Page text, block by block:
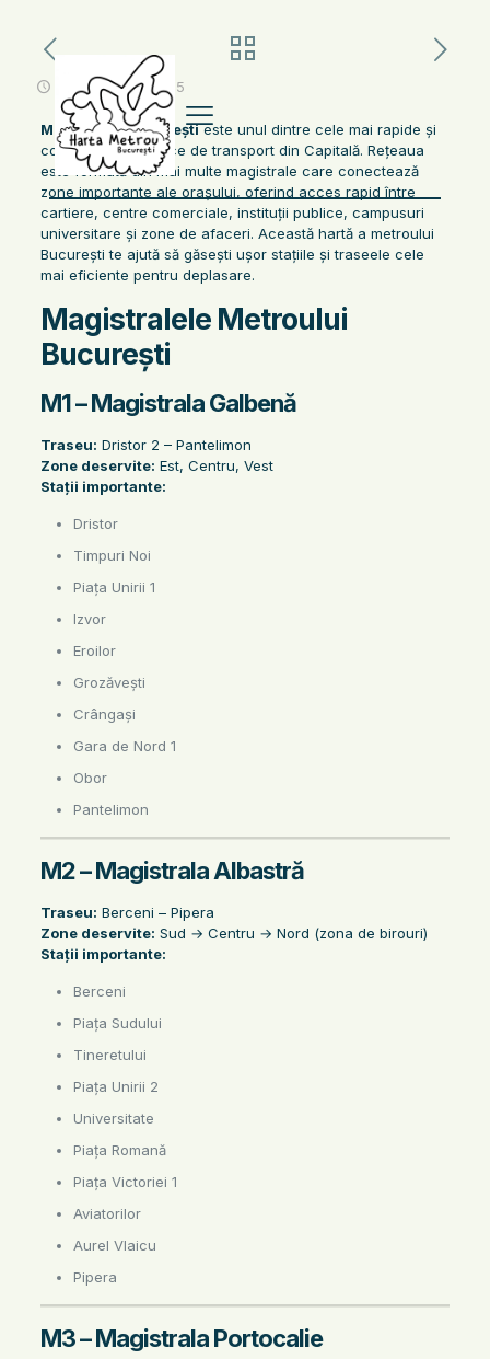
noiembrie 13, 2025
Metroul din Bucureștieste unul dintre cele mai rapide și
convenabile mijloace de transport din Capitală. Rețeaua
este formată din mai multe magistrale care conectează
zone importante ale orașului, oferind acces rapid între
cartiere, centre comerciale, instituții publice, campusuri
universitare și zone de afaceri. Această hartă a metroului
București te ajută să găsești ușor stațiile și traseele cele
mai eficiente pentru deplasare.
Magistralele Metroului
București
M1 – Magistrala Galbenă
Traseu: Dristor 2 – Pantelimon
Zone deservite: Est, Centru, Vest
Stații importante:
Dristor
Timpuri Noi
Piața Unirii 1
Izvor
Eroilor
Grozăvești
Crângași
Gara de Nord 1
Obor
Pantelimon
M2 – Magistrala Albastră
Traseu: Berceni – Pipera
Zone deservite: Sud → Centru → Nord (zona de birouri)
Stații importante:
Berceni
Piața Sudului
Tineretului
Piața Unirii 2
Universitate
Piața Romană
Piața Victoriei 1
Aviatorilor
Aurel Vlaicu
Pipera
M3 – Magistrala Portocalie